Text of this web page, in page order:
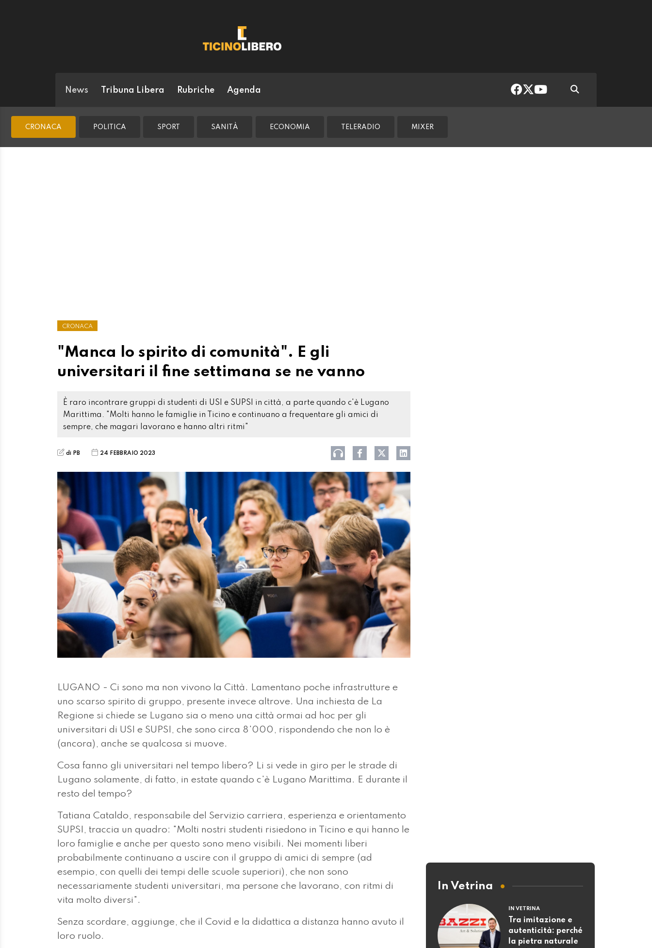
News Tribuna Libera Rubriche Agenda
CRONACA POLITICA SPORT SANITÀ ECONOMIA TELERADIO MIXER
CRONACA
"Manca lo spirito di comunità". E gli
universitari il fine settimana se ne vanno
È raro incontrare gruppi di studenti di USI e SUPSI in città, a parte quando c'è Lugano
Marittima. "Molti hanno le famiglie in Ticino e continuano a frequentare gli amici di
sempre, che magari lavorano e hanno altri ritmi"
di PB 24 FEBBRAIO 2023
LUGANO - Ci sono ma non vivono la Città. Lamentano poche infrastrutture e
uno scarso spirito di gruppo, presente invece altrove. Una inchiesta de La
Regione si chiede se Lugano sia o meno una città ormai ad hoc per gli
universitari di USI e SUPSI, che sono circa 8'000, rispondendo che non lo è
(ancora), anche se qualcosa si muove.
Cosa fanno gli universitari nel tempo libero? Li si vede in giro per le strade di
Lugano solamente, di fatto, in estate quando c'è Lugano Marittima. E durante il
resto del tempo?
Tatiana Cataldo, responsabile del Servizio carriera, esperienza e orientamento
SUPSI, traccia un quadro: "Molti nostri studenti risiedono in Ticino e qui hanno le
loro famiglie e anche per questo sono meno visibili. Nei momenti liberi
probabilmente continuano a uscire con il gruppo di amici di sempre (ad
esempio, con quelli dei tempi delle scuole superiori), che non sono
necessariamente studenti universitari, ma persone che lavorano, con ritmi di
vita molto diversi".
Senza scordare, aggiunge, che il Covid e la didattica a distanza hanno avuto il
loro ruolo.
In Vetrina
IN VETRINA
Tra imitazione e
autenticità: perché
la pietra naturale